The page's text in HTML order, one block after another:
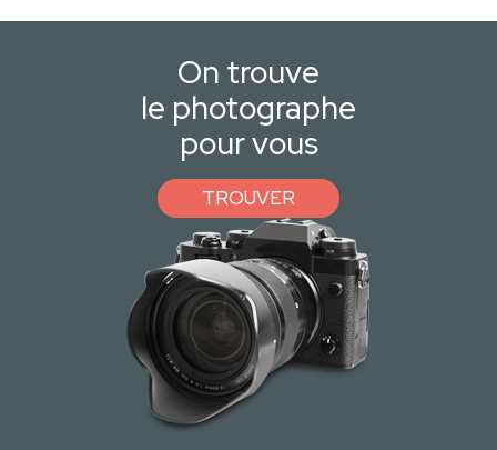
On trouve
le photographe
pour vous
TROUVER